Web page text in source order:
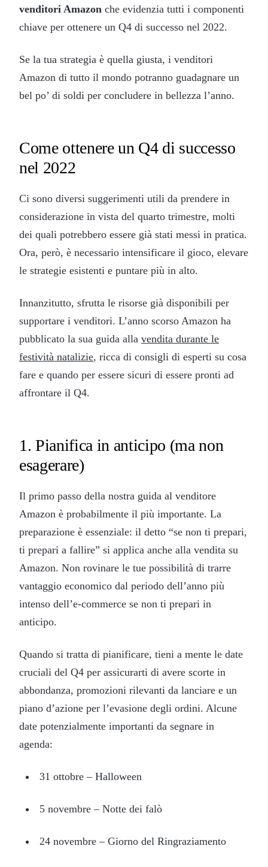
venditori Amazon che evidenzia tutti i componenti
chiave per ottenere un Q4 di successo nel 2022.
Se la tua strategia è quella giusta, i venditori
Amazon di tutto il mondo potranno guadagnare un
bel po’ di soldi per concludere in bellezza l’anno.
Come ottenere un Q4 di successo
nel 2022
Ci sono diversi suggerimenti utili da prendere in
considerazione in vista del quarto trimestre, molti
dei quali potrebbero essere già stati messi in pratica.
Ora, però, è necessario intensificare il gioco, elevare
le strategie esistenti e puntare più in alto.
Innanzitutto, sfrutta le risorse già disponibili per
supportare i venditori. L’anno scorso Amazon ha
pubblicato la sua guida alla vendita durante le
festività natalizie, ricca di consigli di esperti su cosa
fare e quando per essere sicuri di essere pronti ad
affrontare il Q4.
1. Pianifica in anticipo (ma non
esagerare)
Il primo passo della nostra guida al venditore
Amazon è probabilmente il più importante. La
preparazione è essenziale: il detto “se non ti prepari,
ti prepari a fallire” si applica anche alla vendita su
Amazon. Non rovinare le tue possibilità di trarre
vantaggio economico dal periodo dell’anno più
intenso dell’e-commerce se non ti prepari in
anticipo.
Quando si tratta di pianificare, tieni a mente le date
cruciali del Q4 per assicurarti di avere scorte in
abbondanza, promozioni rilevanti da lanciare e un
piano d’azione per l’evasione degli ordini. Alcune
date potenzialmente importanti da segnare in
agenda:
31 ottobre – Halloween
5 novembre – Notte dei falò
24 novembre – Giorno del Ringraziamento